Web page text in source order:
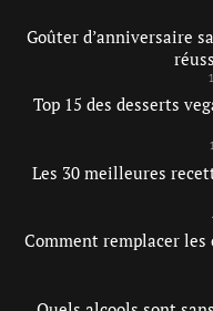
Goûter d’anniversaire
Top 15 des desserts
Les 30 meilleures
Comment remplacer